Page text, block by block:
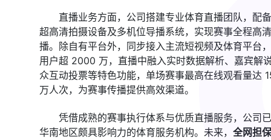
直播业务方面，公司搭建专业体育直播团队，配
超高清拍摄设备及多机位导播系统，实现赛事全程高
播。除自有平台外，同步接入主流短视频及体育平台
用户超 2000 万，直播中融入实时数据解析、嘉宾解
众互动投票等特色功能，单场赛事最高在线观看量达
万人次，为赛事传播提供高效渠道。
凭借成熟的赛事执行体系与优质直播服务，公司
华南地区颇具影响力的体育服务机构。未来， 全网担